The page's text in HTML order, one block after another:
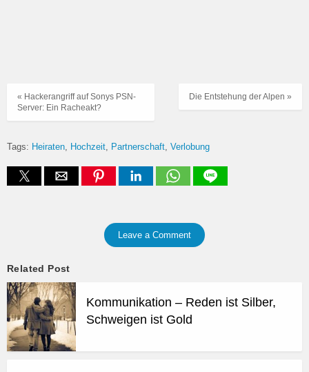
Die Entstehung der Alpen »
« Hackerangriff auf Sonys PSN-
Server: Ein Racheakt?
Tags: Heiraten Hochzeit Partnerschaft Verlobung
Leave a Comment
Related Post
Kommunikation – Reden ist Silber,
Schweigen ist Gold